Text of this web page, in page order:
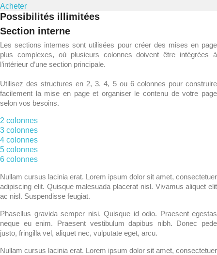
Acheter
Possibilités illimitées
Section interne
Les sections internes sont utilisées pour créer des mises en page
plus complexes, où plusieurs colonnes doivent être intégrées à
l’intérieur d’une section principale.
Utilisez des structures en 2, 3, 4, 5 ou 6 colonnes pour construire
facilement la mise en page et organiser le contenu de votre page
selon vos besoins.
2 colonnes​
3 colonnes​
4 colonnes​
5 colonnes​
6 colonnes​
Nullam cursus lacinia erat. Lorem ipsum dolor sit amet, consectetuer
adipiscing elit. Quisque malesuada placerat nisl. Vivamus aliquet elit
ac nisl. Suspendisse feugiat.
Phasellus gravida semper nisi. Quisque id odio. Praesent egestas
neque eu enim. Praesent vestibulum dapibus nibh. Donec pede
justo, fringilla vel, aliquet nec, vulputate eget, arcu.
Nullam cursus lacinia erat. Lorem ipsum dolor sit amet, consectetuer